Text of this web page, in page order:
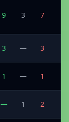
9 3 7
3 — 3
1 — 1
— 1 2